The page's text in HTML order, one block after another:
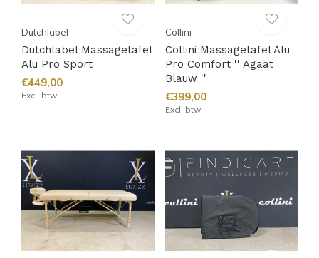
Dutchlabel
Dutchlabel Massagetafel
Alu Pro Sport
€449,00
Excl. btw
Collini
Collini Massagetafel Alu
Pro Comfort '' Agaat
Blauw ''
€399,00
Excl. btw